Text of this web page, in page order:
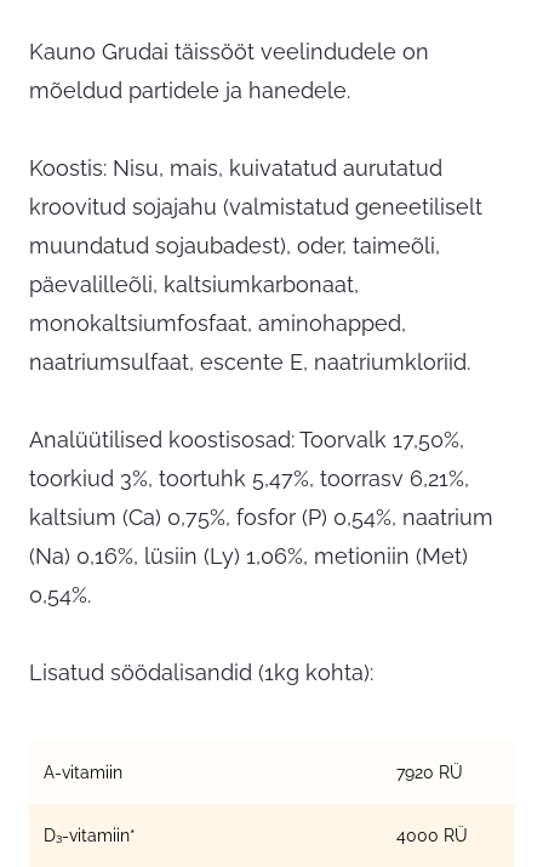
Kauno Grudai täissööt veelindudele on
mõeldud partidele ja hanedele.
Koostis: Nisu, mais, kuivatatud aurutatud
kroovitud sojajahu (valmistatud geneetiliselt
muundatud sojaubadest), oder, taimeõli,
päevalilleõli, kaltsiumkarbonaat,
monokaltsiumfosfaat, aminohapped,
naatriumsulfaat, escente E, naatriumkloriid.
Analüütilised koostisosad: Toorvalk 17,50%,
toorkiud 3%, toortuhk 5,47%, toorrasv 6,21%,
kaltsium (Ca) 0,75%, fosfor (P) 0,54%, naatrium
(Na) 0,16%, lüsiin (Ly) 1,06%, metioniin (Met)
0,54%.
Lisatud söödalisandid (1kg kohta):
A-vitamiin 7920 RÜ
D₃-vitamiin* 4000 RÜ